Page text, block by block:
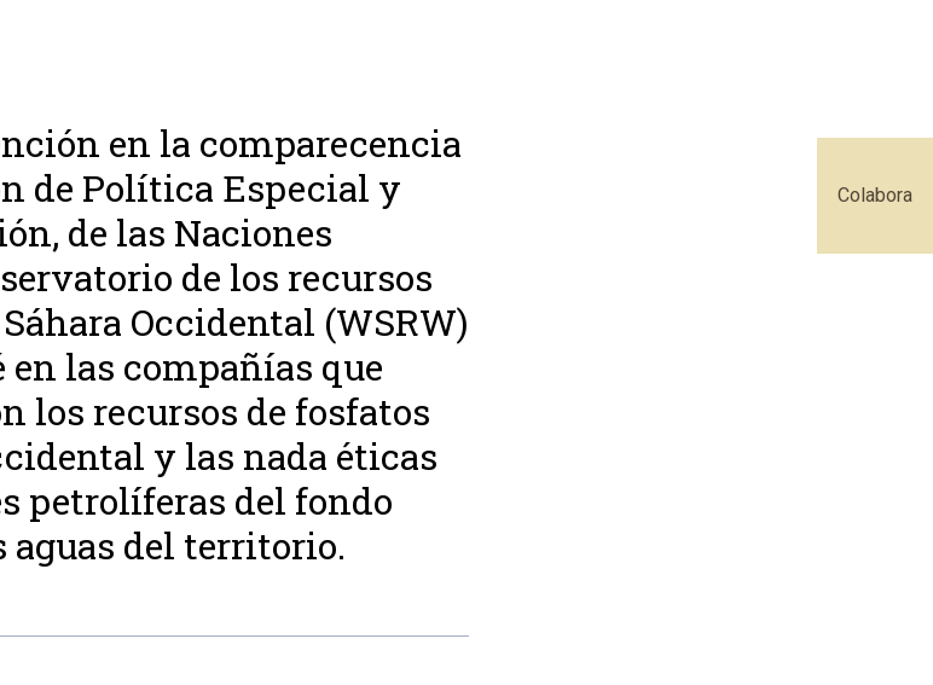
Colabora
en la comparecencia
de Política Especial y
de las Naciones
de los recursos
Occidental (WSRW)
las compañías que
los recursos de fosfatos
y las nada éticas
petrolíferas del fondo
aguas del territorio.